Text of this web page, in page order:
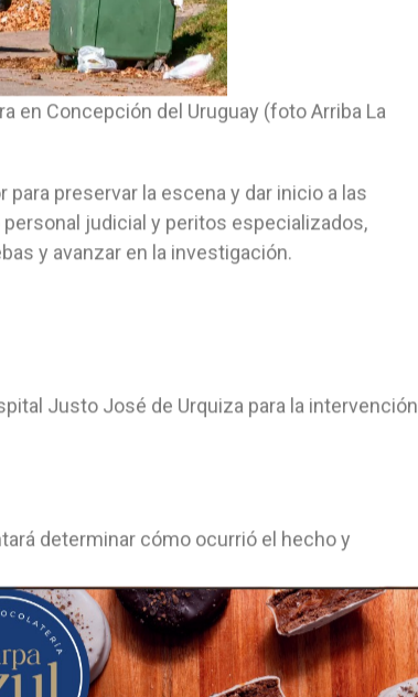
en Concepción del Uruguay (foto Arriba La
preservar la escena y dar inicio a las
judicial y peritos especializados,
y avanzar en la investigación.
Justo José de Urquiza para la intervención
determinar cómo ocurrió el hecho y